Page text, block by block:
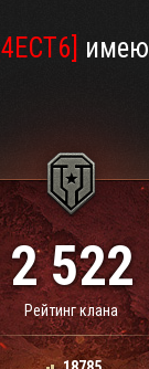
[4ECT6] имею
2 522
Рейтинг клана